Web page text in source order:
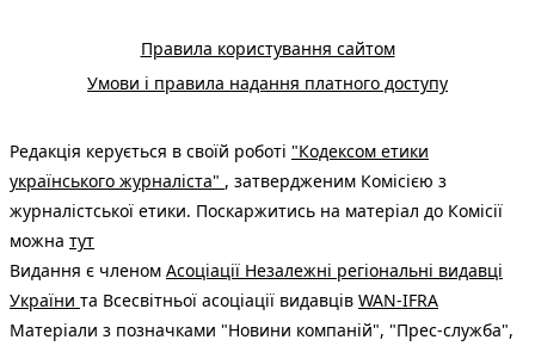
Правила користування сайтом
Умови і правила надання платного доступу
Редакція керується в своїй роботі "Кодексом етики
українського журналіста" , затвердженим Комісією з
журналістської етики. Поскаржитись на матеріал до Комісії
можна тут
Видання є членом Асоціації Незалежні регіональні видавці
України та Всесвітньої асоціації видавців WAN-IFRA
Матеріали з позначками "Новини компаній", "Прес-служба",